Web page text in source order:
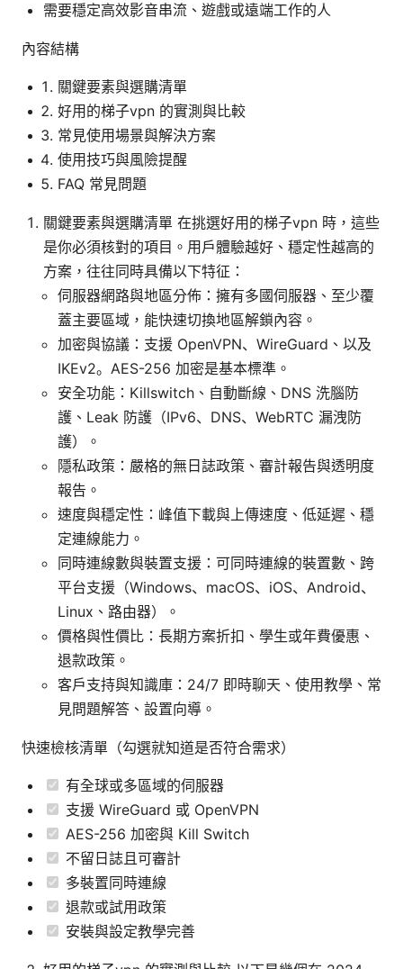
需要穩定高效影音串流、遊戲或遠端工作的人
內容結構
關鍵要素與選購清單
好用的梯子vpn 的實測與比較
常見使用場景與解決方案
使用技巧與風險提醒
FAQ 常見問題
關鍵要素與選購清單 在挑選好用的梯子vpn 時，這些
是你必須核對的項目。用戶體驗越好、穩定性越高的
方案，往往同時具備以下特征：
伺服器網路與地區分佈：擁有多國伺服器、至少覆
蓋主要區域，能快速切換地區解鎖內容。
加密與協議：支援 OpenVPN、WireGuard、以及
IKEv2。AES-256 加密是基本標準。
安全功能：Killswitch、自動斷線、DNS 洗腦防
護、Leak 防護（IPv6、DNS、WebRTC 漏洩防
護）。
隱私政策：嚴格的無日誌政策、審計報告與透明度
報告。
速度與穩定性：峰值下載與上傳速度、低延遲、穩
定連線能力。
同時連線數與裝置支援：可同時連線的裝置數、跨
平台支援（Windows、macOS、iOS、Android、
Linux、路由器）。
價格與性價比：長期方案折扣、學生或年費優惠、
退款政策。
客戶支持與知識庫：24/7 即時聊天、使用教學、常
見問題解答、設置向導。
快速檢核清單（勾選就知道是否符合需求）
有全球或多區域的伺服器
支援 WireGuard 或 OpenVPN
AES-256 加密與 Kill Switch
不留日誌且可審計
多裝置同時連線
退款或試用政策
安裝與設定教學完善